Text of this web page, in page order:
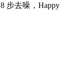
步去噪，Happy